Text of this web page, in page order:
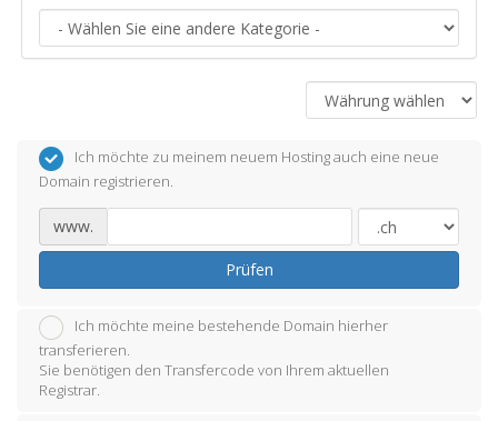
Ich möchte zu meinem neuem Hosting auch eine neue
Domain registrieren.
www.
Prüfen
Ich möchte meine bestehende Domain hierher
transferieren.
Sie benötigen den Transfercode von Ihrem aktuellen
Registrar.